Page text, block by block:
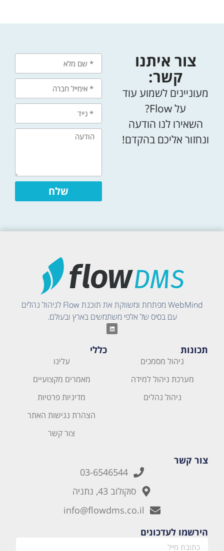
צור איתנו
קשר:
מעוניינים לשמוע עוד
על Flow?
השאירו לנו הודעה
ונחזור אליכם בהקדם!
שלח
WebMind מפתחת ומשווקת את תוכנת Flow לניהול נהלים
עם בסיס של אלפי משתמשים בארץ ובעולם.
תכונות
ניהול מסמכים
מערכת ניהול למידה
ניהול נהלים
כללי
עלינו
מאמרים מקצועיים
מדיניות פרטיות
הצהרת נגישות האתר
צור קשר
צור קשר
03-6546544
סוקולוב 43, נתניה
info@flowdms.co.il
הירשמו לעדכונים